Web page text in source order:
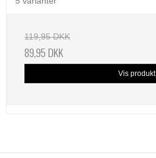
119,95 DKK
89,95 DKK
Vis produkt